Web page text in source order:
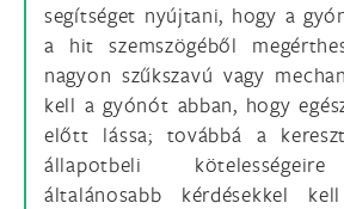
segítséget nyújtani, hogy a
a hit szemszögéből
nagyon szűkszavú vagy
kell a gyónót abban, hogy
előtt lássa; továbbá a
állapotbeli
általánosabb kérdésekkel